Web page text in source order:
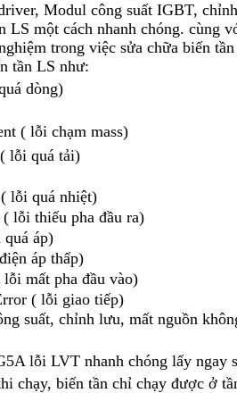
Modul công suất IGBT,
LS một cách nhanh chóng. cùng
trong việc sửa chữa biến
tần LS như:
dòng)
( lỗi chạm mass)
lỗi quá tải)
lỗi quá nhiệt)
( lỗi thiếu pha đầu ra)
áp)
áp thấp)
lỗi mất pha đầu vào)
( lỗi giao tiếp)
suất, chỉnh lưu, mất nguồn
lỗi LVT nhanh chóng lấy ngay
chạy, biến tần chỉ chạy được ở